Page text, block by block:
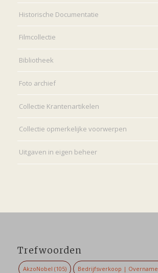
Historische Documentatie
Filmcollectie
Bibliotheek
Foto archief
Collectie Krantenartikelen
Collectie opmerkelijke voorwerpen
Uitgaven in eigen beheer
Trefwoorden
AkzoNobel (105) Bedrijfsverkoop | Overname